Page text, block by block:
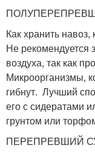
Как хранить
Не рекомендуется
воздуха, так как
Микроорганизмы,
гибнут. Лучший
его с сидератами
грунтом или
ПЕРЕПРЕВШИЙ